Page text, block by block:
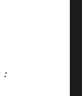
: